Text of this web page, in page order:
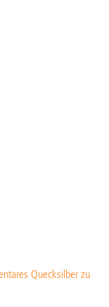
Quecksilber zu